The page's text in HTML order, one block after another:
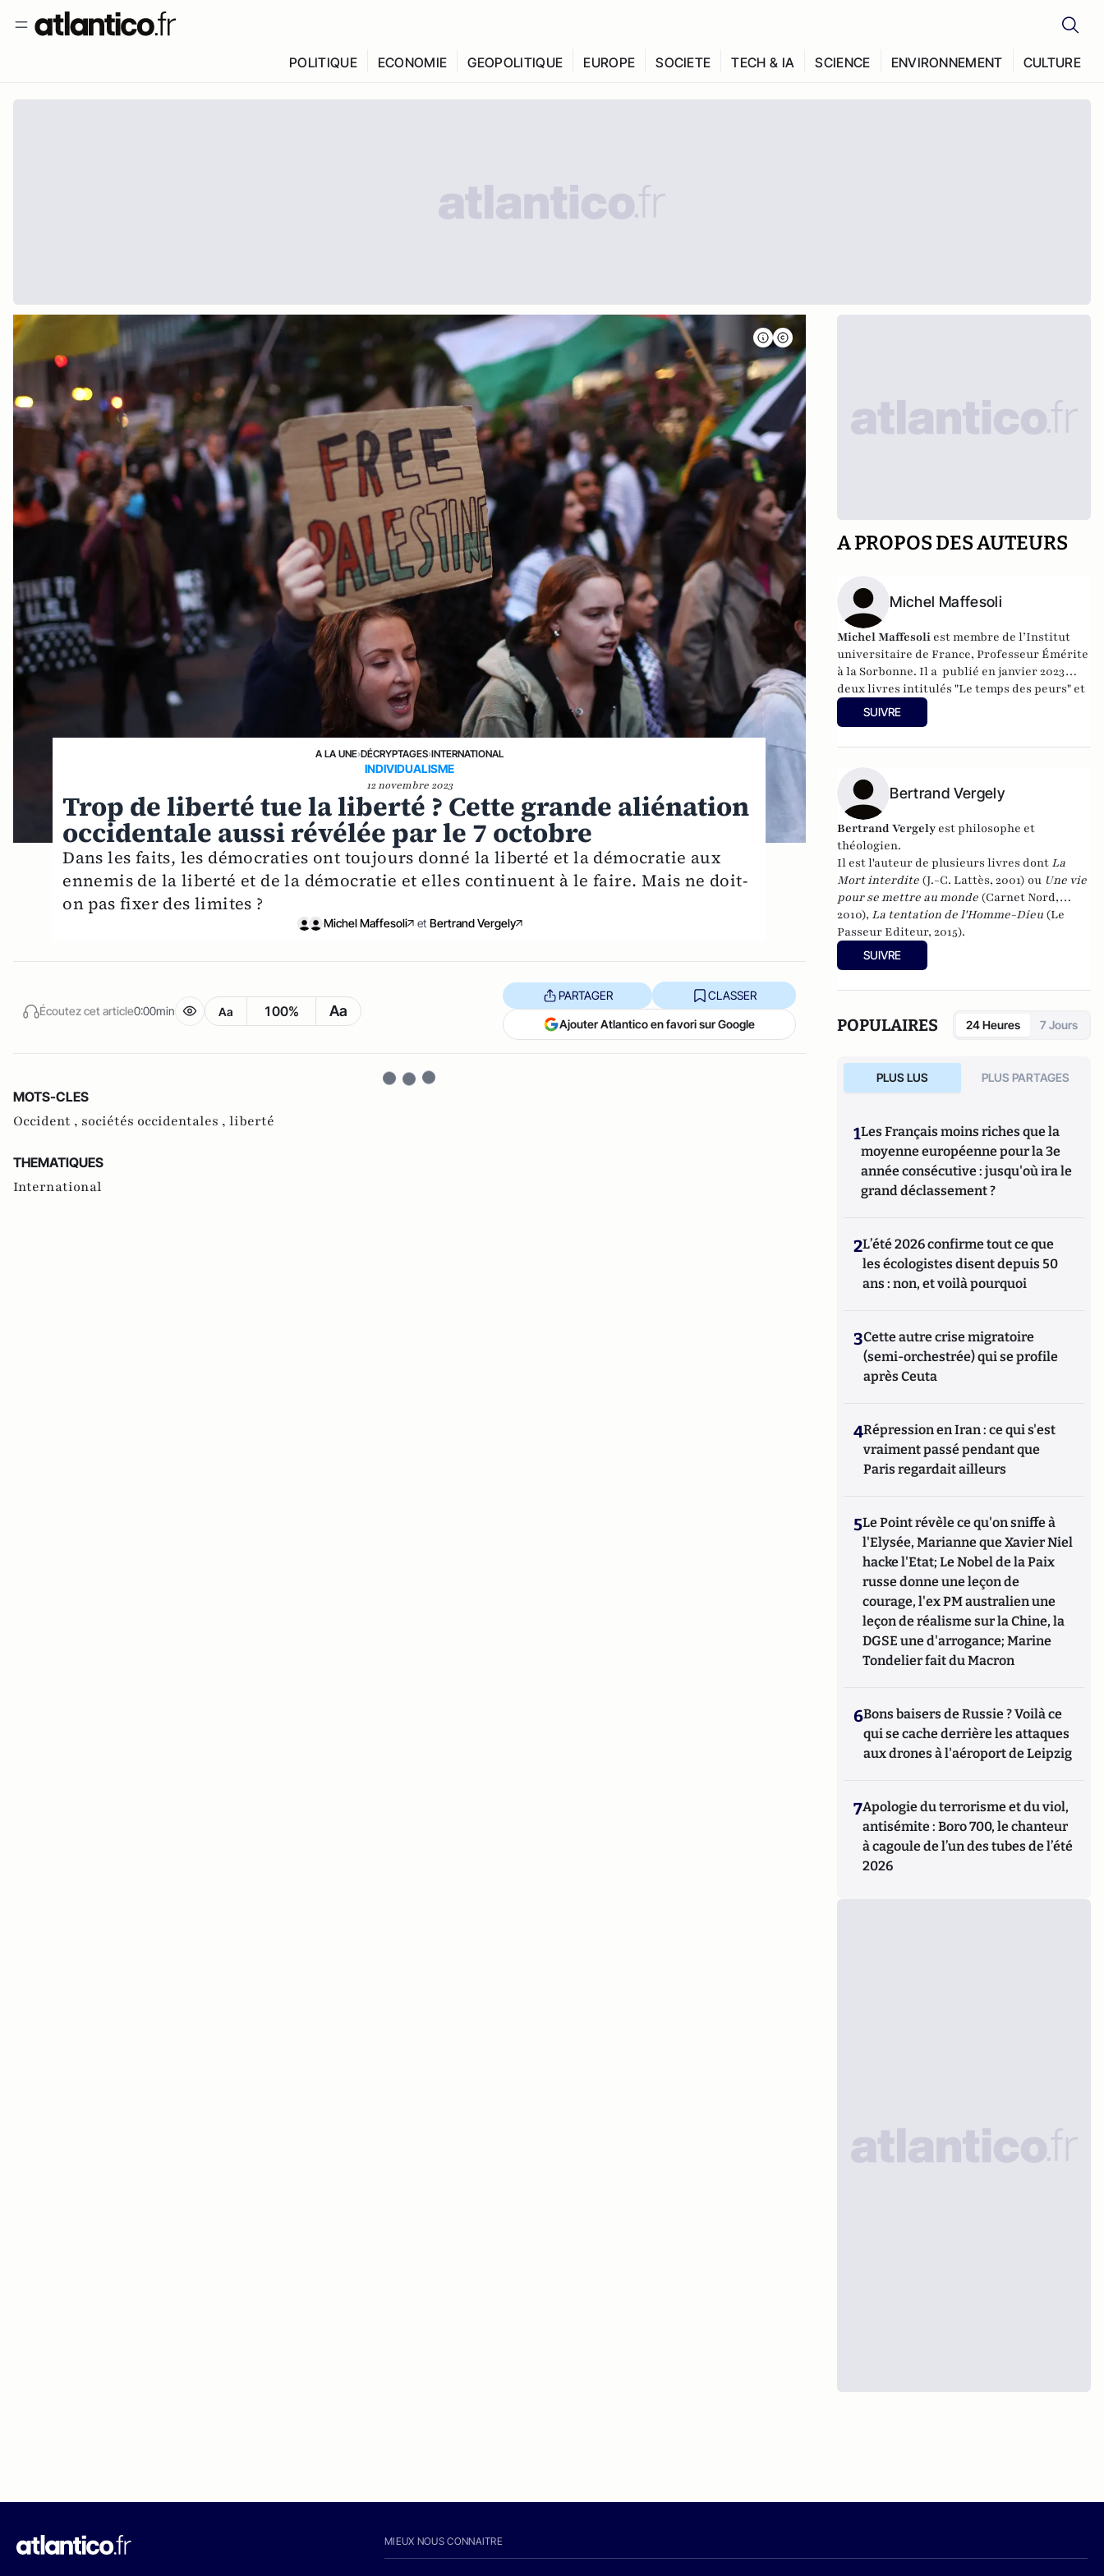
POLITIQUE ECONOMIE GEOPOLITIQUE EUROPE SOCIETE TECH & IA SCIENCE ENVIRONNEMENT CULTURE
A LA UNE›DÉCRYPTAGES›INTERNATIONAL
INDIVIDUALISME
12 novembre 2023
Trop de liberté tue la liberté ? Cette grande aliénation
occidentale aussi révélée par le 7 octobre
Dans les faits, les démocraties ont toujours donné la liberté et la démocratie aux
ennemis de la liberté et de la démocratie et elles continuent à le faire. Mais ne doit-
on pas fixer des limites ?
Michel Maffesoli et Bertrand Vergely
Écoutez cet article0:00min Aa 100% Aa
PARTAGER CLASSER
Ajouter Atlantico en favori sur Google
MOTS-CLES
Occident , sociétés occidentales , liberté
THEMATIQUES
International
A PROPOS DES AUTEURS
Michel Maffesoli
Michel Maffesoli est membre de l’Institut
universitaire de France, Professeur Émérite
à la Sorbonne. Il a publié en janvier 2023
deux livres intitulés "Le temps des peurs" et
"Logique de l'assentiment" (Editions du
Cerf). Il est également l'auteur de livres
SUIVRE
Bertrand Vergely
Bertrand Vergely est philosophe et
théologien.
Il est l'auteur de plusieurs livres dont La
Mort interdite (J.-C. Lattès, 2001) ou Une vie
pour se mettre au monde (Carnet Nord,
2010), La tentation de l'Homme-Dieu (Le
Passeur Editeur, 2015).
SUIVRE
POPULAIRES 24 Heures 7 Jours
PLUS LUS PLUS PARTAGES
1Les Français moins riches que la
moyenne européenne pour la 3e
année consécutive : jusqu'où ira le
grand déclassement ?
2L’été 2026 confirme tout ce que
les écologistes disent depuis 50
ans : non, et voilà pourquoi
3Cette autre crise migratoire
(semi-orchestrée) qui se profile
après Ceuta
4Répression en Iran : ce qui s'est
vraiment passé pendant que
Paris regardait ailleurs
5Le Point révèle ce qu'on sniffe à
l'Elysée, Marianne que Xavier Niel
hacke l'Etat; Le Nobel de la Paix
russe donne une leçon de
courage, l'ex PM australien une
leçon de réalisme sur la Chine, la
DGSE une d'arrogance; Marine
Tondelier fait du Macron
6Bons baisers de Russie ? Voilà ce
qui se cache derrière les attaques
aux drones à l'aéroport de Leipzig
7Apologie du terrorisme et du viol,
antisémite : Boro 700, le chanteur
à cagoule de l’un des tubes de l’été
2026
MIEUX NOUS CONNAITRE